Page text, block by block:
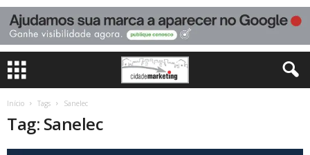
Início Tags Sanelec
Tag: Sanelec